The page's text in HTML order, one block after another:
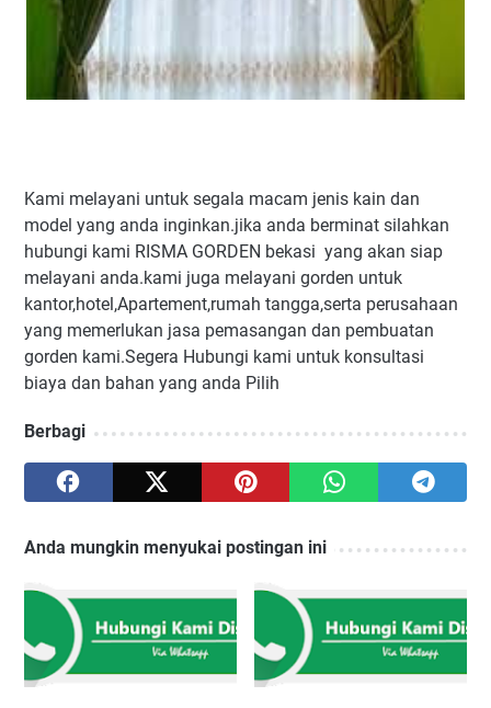
Kami melayani untuk segala macam jenis kain dan
model yang anda inginkan.jika anda berminat silahkan
hubungi kami RISMA GORDEN bekasi yang akan siap
melayani anda.kami juga melayani gorden untuk
kantor,hotel,Apartement,rumah tangga,serta perusahaan
yang memerlukan jasa pemasangan dan pembuatan
gorden kami.Segera Hubungi kami untuk konsultasi
biaya dan bahan yang anda Pilih
Berbagi
Anda mungkin menyukai postingan ini